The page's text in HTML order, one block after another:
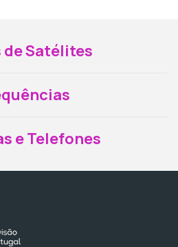
de Satélites
e Telefones